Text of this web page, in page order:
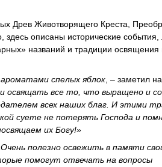
Древ Животворящего Креста,
здесь описаны исторические
названий и традиции освящения
спелых яблок, – заметил
освящать все то, что выращено и
всех наших благ. И этими
суете не потерять Господа и
их Богу!»
Очень полезно освежить в памяти
помогут отвечать на вопросы